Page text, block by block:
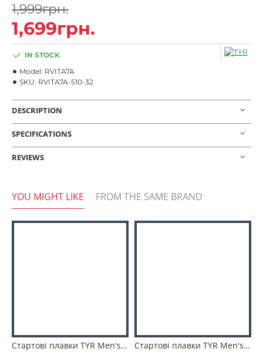
1,699грн.
1,999грн.
IN STOCK
Model: RVITA7A
SKU: RVITA7A-510-32
DESCRIPTION
SPECIFICATIONS
REVIEWS
YOU MIGHT LIKE FROM THE SAME BRAND
Стартові плавки TYR Men's Thresher™ Jammer Swimsuit Стартові плавки TYR Men's Thresher™ Jammer Swimsuit